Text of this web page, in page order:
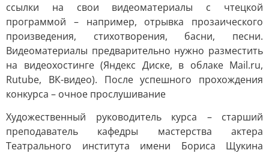
ссылки на свои видеоматериалы с чтецкой
программой – например, отрывка прозаического
произведения, стихотворения, басни, песни.
Видеоматериалы предварительно нужно разместить
на видеохостинге (Яндекс Диске, в облаке Mail.ru,
Rutube, ВК-видео). После успешного прохождения
конкурса – очное прослушивание
Художественный руководитель курса – старший
преподаватель кафедры мастерства актера
Театрального института имени Бориса Щукина